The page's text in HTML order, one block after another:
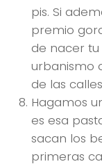
pis. Si
premio
de nacer tu
urbanismo
de las
Hagamos
es esa
sacan los
primeras